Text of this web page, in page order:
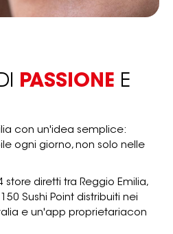
PASSIONE E
con un'idea semplice:
ogni giorno, non solo nelle
diretti tra Reggio Emilia,
Sushi Point distribuiti nei
e un'app proprietariacon